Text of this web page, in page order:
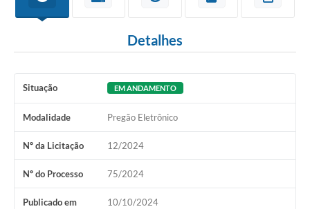
Detalhes
Situação EM ANDAMENTO
Modalidade Pregão Eletrônico
Nº da Licitação 12/2024
Nº do Processo 75/2024
Publicado em 10/10/2024